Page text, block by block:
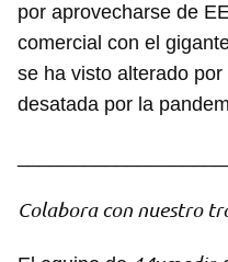
por aprovecharse de
comercial con el
se ha visto alterado
desatada por la
Colabora con nuestro